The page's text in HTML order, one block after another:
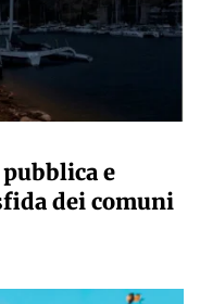
e
dei comuni